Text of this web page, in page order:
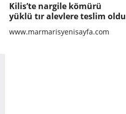
Kilis’te nargile kömürü
yüklü tır alevlere teslim oldu
www.marmarisyenisayfa.com